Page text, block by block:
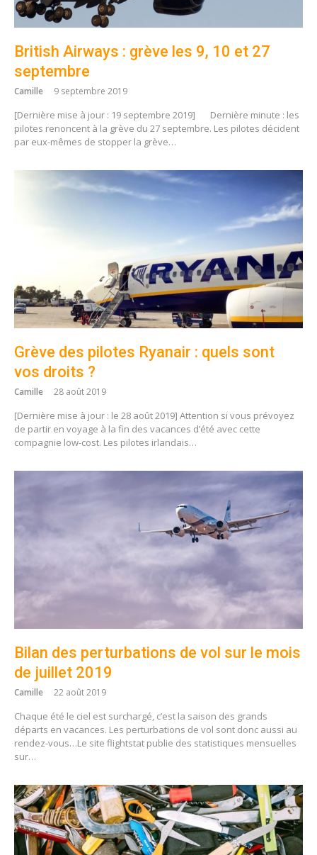
British Airways : grève les 9, 10 et 27
septembre
Camille 9 septembre 2019
[Dernière mise à jour : 19 septembre 2019]
Dernière minute : les
pilotes renoncent à la grève du 27 septembre. Les pilotes décident
par eux-mêmes de stopper la grève…
Grève des pilotes Ryanair : quels sont
vos droits ?
Camille 28 août 2019
[Dernière mise à jour : le 28 août 2019] Attention si vous prévoyez
de partir en voyage à la fin des vacances d’été avec cette
compagnie low-cost. Les pilotes irlandais…
Bilan des perturbations de vol sur le mois
de juillet 2019
Camille 22 août 2019
Chaque été le ciel est surchargé, c’est la saison des grands
départs en vacances. Les perturbations de vol sont donc aussi au
rendez-vous…Le site flightstat publie des statistiques mensuelles
sur…